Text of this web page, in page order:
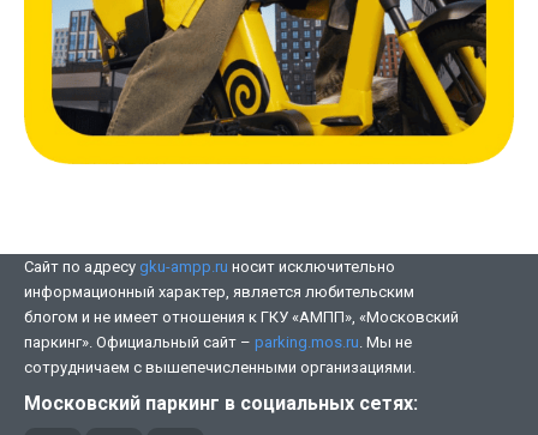
Сайт по адресу gku-ampp.ru носит исключительно
информационный характер, является любительским
блогом и не имеет отношения к ГКУ «АМПП», «Московский
паркинг». Официальный сайт – parking.mos.ru . Мы не
сотрудничаем с вышепечисленными организациями.
Московский паркинг в социальных сетях: